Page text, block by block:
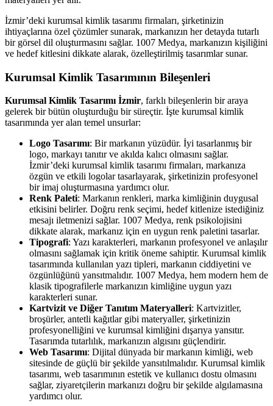
İzmir’deki kurumsal kimlik tasarımı firmaları, şirketinizin
ihtiyaçlarına özel çözümler sunarak, markanızın her detayda tutarlı
bir görsel dil oluşturmasını sağlar. 1007 Medya, markanızın kişiliğini
ve hedef kitlesini dikkate alarak, özelleştirilmiş tasarımlar sunar.
Kurumsal Kimlik Tasarımının Bileşenleri
Kurumsal Kimlik Tasarımı İzmir, farklı bileşenlerin bir araya
gelerek bir bütün oluşturduğu bir süreçtir. İşte kurumsal kimlik
tasarımında yer alan temel unsurlar:
Logo Tasarımı: Bir markanın yüzüdür. İyi tasarlanmış bir
logo, markayı tanıtır ve akılda kalıcı olmasını sağlar.
İzmir’deki kurumsal kimlik tasarımı firmaları, markanıza
özgün ve etkili logolar tasarlayarak, şirketinizin profesyonel
bir imaj oluşturmasına yardımcı olur.
Renk Paleti: Markanın renkleri, marka kimliğinin duygusal
etkisini belirler. Doğru renk seçimi, hedef kitlenize istediğiniz
mesajı iletmenizi sağlar. 1007 Medya, renk psikolojisini
dikkate alarak, markanız için en uygun renk paletini tasarlar.
Tipografi: Yazı karakterleri, markanın profesyonel ve anlaşılır
olmasını sağlamak için kritik öneme sahiptir. Kurumsal kimlik
tasarımında kullanılan yazı tipleri, markanın ciddiyetini ve
özgünlüğünü yansıtmalıdır. 1007 Medya, hem modern hem de
klasik tipografilerle markanızın kimliğine uygun yazı
karakterleri sunar.
Kartvizit ve Diğer Tanıtım Materyalleri: Kartvizitler,
broşürler, antetli kağıtlar gibi materyaller, şirketinizin
profesyonelliğini ve kurumsal kimliğini dışarıya yansıtır.
Tasarımda tutarlılık, markanızın algısını güçlendirir.
Web Tasarımı: Dijital dünyada bir markanın kimliği, web
sitesinde de güçlü bir şekilde yansıtılmalıdır. Kurumsal kimlik
tasarımı, web tasarımının estetik ve kullanıcı dostu olmasını
sağlar, ziyaretçilerin markanızı doğru bir şekilde algılamasına
yardımcı olur.